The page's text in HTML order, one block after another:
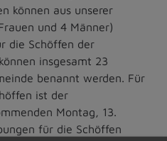
können aus unserer
und 4 Männer)
die Schöffen der
insgesamt 23
benannt werden. Für
ist der
Montag, 13.
für die Schöffen